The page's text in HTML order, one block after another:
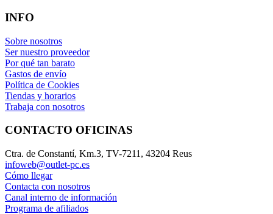
INFO
Sobre nosotros
Ser nuestro proveedor
Por qué tan barato
Gastos de envío
Política de Cookies
Tiendas y horarios
Trabaja con nosotros
CONTACTO OFICINAS
Ctra. de Constantí, Km.3, TV-7211, 43204 Reus
infoweb@outlet-pc.es
Cómo llegar
Contacta con nosotros
Canal interno de información
Programa de afiliados